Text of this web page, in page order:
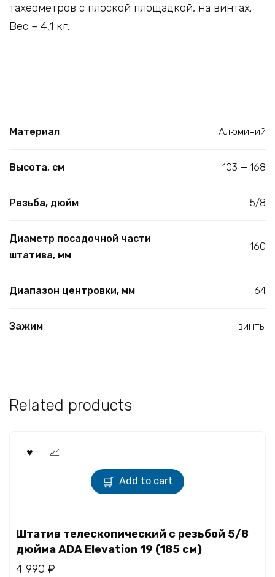
тахеометров с плоской площадкой, на винтах.
Вес – 4,1 кг.
Материал Алюминий
Высота, см 103 — 168
Резьба, дюйм 5/8
Диаметр посадочной части
штатива, мм
160
Диапазон центровки, мм 64
Зажим винты
Related products
Add to cart
Штатив телескопический с резьбой 5/8
дюйма ADA Elevation 19 (185 см)
4 990 ₽